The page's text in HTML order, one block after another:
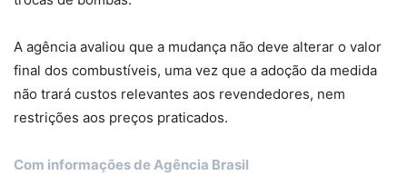
A agência avaliou que a mudança não deve alterar o valor
final dos combustíveis, uma vez que a adoção da medida
não trará custos relevantes aos revendedores, nem
restrições aos preços praticados.
Com informações de Agência Brasil